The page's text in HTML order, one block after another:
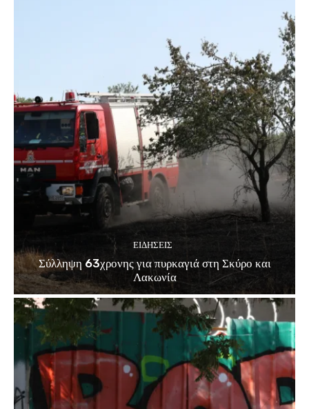
ΕΙΔΗΣΕΙΣ
Σύλληψη 63χρονης για πυρκαγιά στη Σκύρο και
Λακωνία